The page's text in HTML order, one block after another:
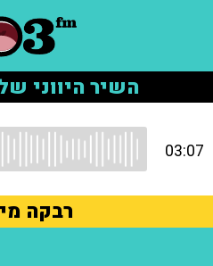
השיר היווני
03:07
רבקה